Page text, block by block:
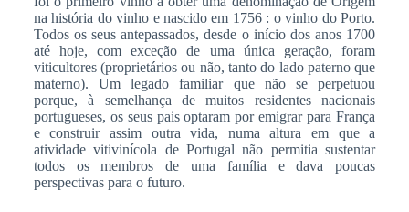
na história do vinho e nascido em 1756 : o vinho do Porto.
Todos os seus antepassados, desde o início dos anos 1700
até hoje, com exceção de uma única geração, foram
viticultores (proprietários ou não, tanto do lado paterno que
materno). Um legado familiar que não se perpetuou
porque, à semelhança de muitos residentes nacionais
portugueses, os seus pais optaram por emigrar para França
e construir assim outra vida, numa altura em que a
atividade vitivinícola de Portugal não permitia sustentar
todos os membros de uma família e dava poucas
perspectivas para o futuro.